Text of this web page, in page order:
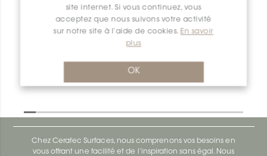
site internet. Si vous continuez, vous
acceptez que nous suivons votre activité
sur notre site à l’aide de cookies. En savoir
plus
OK
Dilex-Ahk I90/AHK1S/TSOB
Dilex-Ahk AHK1S100ACG
Chez Ceratec Surfaces, nous comprenons vos besoins en
vous offrant une facilité et de l’inspiration sans égal. Nous